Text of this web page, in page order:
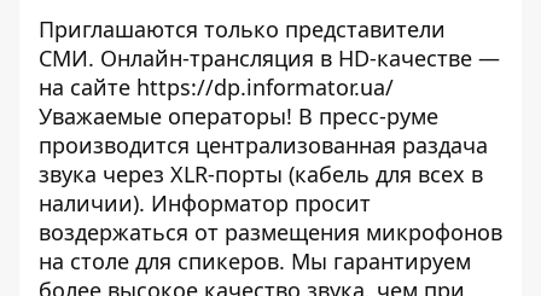
Приглашаются только представители
СМИ. Онлайн-трансляция в HD-качестве —
на сайте https://dp.informator.ua/
Уважаемые операторы! В пресс-руме
производится централизованная раздача
звука через XLR-порты (кабель для всех в
наличии). Информатор просит
воздержаться от размещения микрофонов
на столе для спикеров. Мы гарантируем
более высокое качество звука, чем при